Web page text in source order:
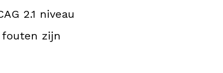
2.1 niveau
fouten zijn